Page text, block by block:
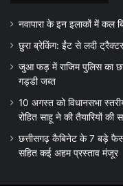
नवापारा के इन इलाकों में कल
छुरा ब्रेकिंग: ईंट से लदी
जुआ फड़ में राजिम पुलिस का
गड्डी जब्त
10 अगस्त को विधानसभा
रोहित साहू ने की तैयारियों की
छत्तीसगढ़ कैबिनेट के 7 बड़े
सहित कई अहम प्रस्ताव मंजूर